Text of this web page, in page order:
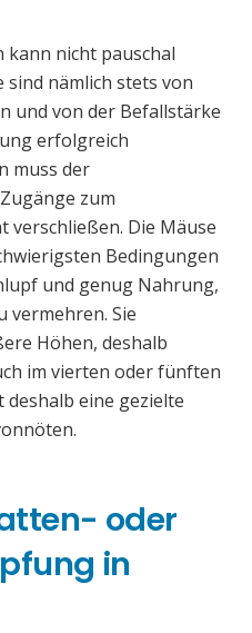
kann nicht pauschal
nämlich stets von
und von der Befallstärke
erfolgreich
muss der
zum
verschließen. Die Mäuse
Bedingungen
und genug Nahrung,
vermehren. Sie
Höhen, deshalb
im vierten oder fünften
eine gezielte
oder
in